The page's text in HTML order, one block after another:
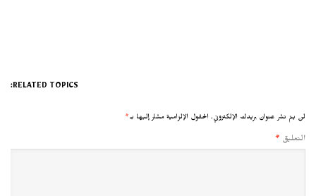
RELATED TOPICS:
لن يتم نشر عنوان بريدك الإلكتروني. الحقول الإلزامية مشار إليها بـ*
التعليق *